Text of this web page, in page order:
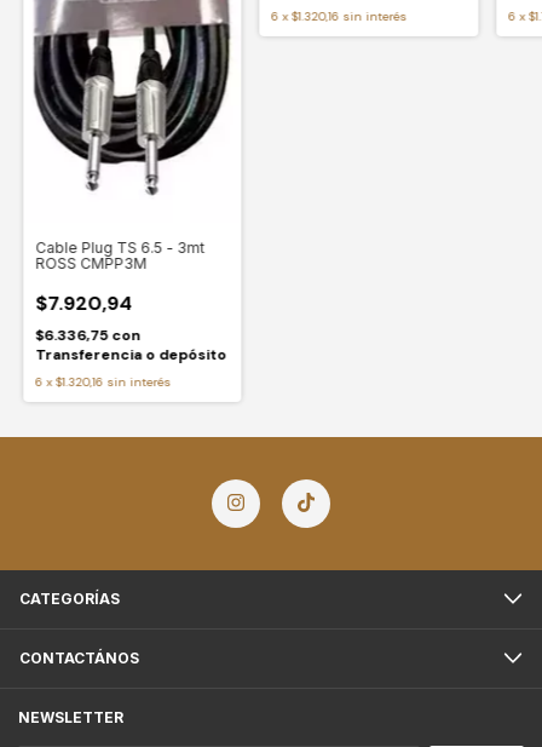
Cable Plug TS 6.5 - 3mt
ROSS CMPP3M
$7.920,94
$6.336,75con
Transferencia o depósito
6 x$1.320,16 sin interés
6 x$1.320,16 sin interés 6 x
CATEGORÍAS
CONTACTÁNOS
NEWSLETTER